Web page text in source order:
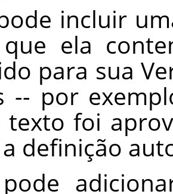
incluir
ela
para sua
-- por
texto foi
definição